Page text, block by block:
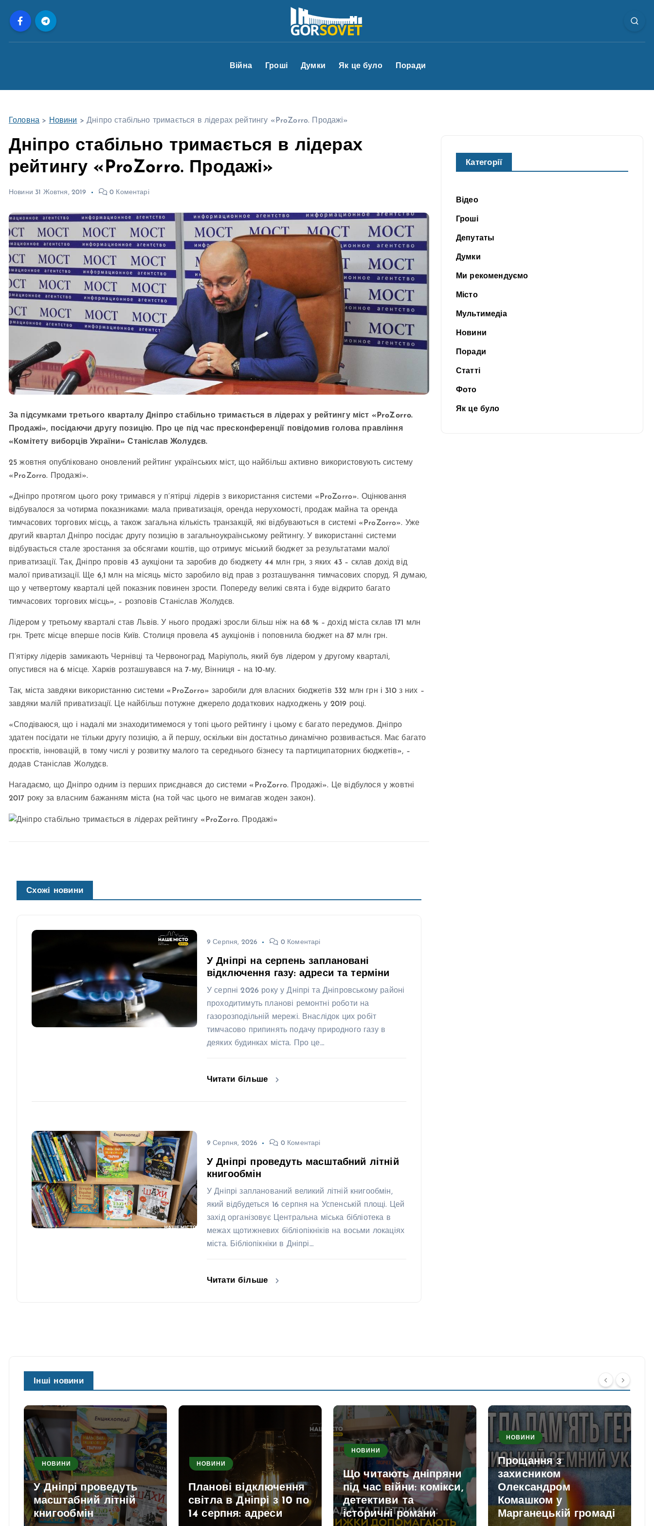
Війна Гроші Думки Як це було Поради
Головна > Новини >Дніпро стабільно тримається в лідерах рейтингу «ProZorro. Продажі»
Дніпро стабільно тримається в лідерах
рейтингу «ProZorro. Продажі»
Новини 31 Жовтня, 2019 0 Коментарі
За підсумками третього кварталу Дніпро стабільно тримається в лідерах у рейтингу міст «ProZorro.
Продажі», посідаючи другу позицію. Про це під час пресконференції повідомив голова правління
«Комітету виборців України» Станіслав Жолудєв.
25 жовтня опубліковано оновлений рейтинг українських міст, що найбільш активно використовують систему
«ProZorro. Продажі».
«Дніпро протягом цього року тримався у п’ятірці лідерів з використання системи «ProZorro». Оцінювання
відбувалося за чотирма показниками: мала приватизація, оренда нерухомості, продаж майна та оренда
тимчасових торгових місць, а також загальна кількість транзакцій, які відбуваються в системі «ProZorro». Уже
другий квартал Дніпро посідає другу позицію в загальноукраїнському рейтингу. У використанні системи
відбувається стале зростання за обсягами коштів, що отримує міський бюджет за результатами малої
приватизації. Так, Дніпро провів 43 аукціони та заробив до бюджету 44 млн грн, з яких 43 – склав дохід від
малої приватизації. Ще 6,1 млн на місяць місто заробило від прав з розташування тимчасових споруд. Я думаю,
що у четвертому кварталі цей показник повинен зрости. Попереду великі свята і буде відкрито багато
тимчасових торгових місць», – розповів Станіслав Жолудєв.
Лідером у третьому кварталі став Львів. У нього продажі зросли більш ніж на 68 % – дохід міста склав 171 млн
грн. Третє місце вперше посів Київ. Столиця провела 45 аукціонів і поповнила бюджет на 87 млн грн.
П’ятірку лідерів замикають Чернівці та Червоноград. Маріуполь, який був лідером у другому кварталі,
опустився на 6 місце. Харків розташувався на 7-му, Вінниця – на 10-му.
Так, міста завдяки використанню системи «ProZorro» заробили для власних бюджетів 332 млн грн і 310 з них –
завдяки малій приватизації. Це найбільш потужне джерело додаткових надходжень у 2019 році.
«Сподіваюся, що і надалі ми знаходитимемося у топі цього рейтингу і цьому є багато передумов. Дніпро
здатен посідати не тільки другу позицію, а й першу, оскільки він достатньо динамічно розвивається. Має багато
проєктів, інновацій, в тому числі у розвитку малого та середнього бізнесу та партиципаторних бюджетів», –
додав Станіслав Жолудєв.
Нагадаємо, що Дніпро одним із перших приєднався до системи «ProZorro. Продажі». Це відбулося у жовтні
2017 року за власним бажанням міста (на той час цього не вимагав жоден закон).
Схожі новини
9 Серпня, 2026 0 Коментарі
У Дніпрі на серпень заплановані
відключення газу: адреси та терміни
У серпні 2026 року у Дніпрі та Дніпровському районі
проходитимуть планові ремонтні роботи на
газорозподільній мережі. Внаслідок цих робіт
тимчасово припинять подачу природного газу в
деяких будинках міста. Про це…
Читати більше
9 Серпня, 2026 0 Коментарі
У Дніпрі проведуть масштабний літній
книгообмін
У Дніпрі запланований великий літній книгообмін,
який відбудеться 16 серпня на Успенській площі. Цей
захід організовує Центральна міська бібліотека в
межах щотижневих бібліопікніків на восьми локаціях
міста. Бібліопікніки в Дніпрі…
Читати більше
Категорії
Відео
Гроші
Депутаты
Думки
Ми рекомендуємо
Місто
Мультимедіа
Новини
Поради
Статті
Фото
Як це було
Інші новини
НОВИНИ
У Дніпрі проведуть
масштабний літній
книгообмін
НОВИНИ
Планові відключення
світла в Дніпрі з 10 по
14 серпня: адреси
НОВИНИ
Що читають дніпряни
під час війни: комікси,
детективи та
історичні романи
НОВИНИ
Прощання з
захисником
Олександром
Комашком у
Марганецькій громаді